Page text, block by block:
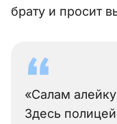
брату и просит
«Салам
Здесь